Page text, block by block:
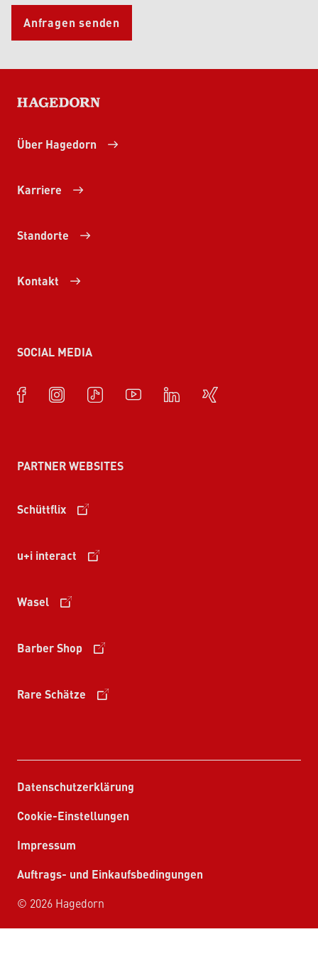
Anfragen senden
HAGEDORN
Über Hagedorn
Karriere
Standorte
Kontakt
SOCIAL MEDIA
PARTNER WEBSITES
Schüttflix
u+i interact
Wasel
Barber Shop
Rare Schätze
Datenschutzerklärung
Cookie-Einstellungen
Impressum
Auftrags- und Einkaufsbedingungen
© 2026 Hagedorn